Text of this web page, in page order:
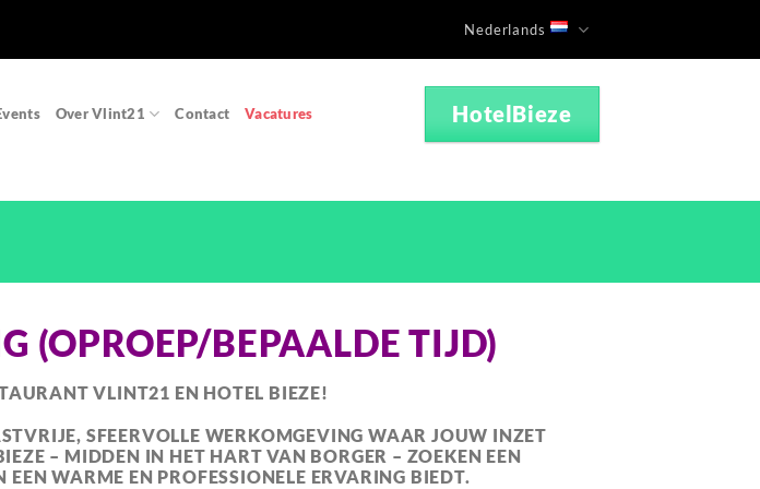
Nederlands
Over Vlint21 Contact Vacatures HotelBieze
(OPROEP/BEPAALDE TIJD)
VLINT21 EN HOTEL BIEZE!
SFEERVOLLE WERKOMGEVING WAAR JOUW INZET
– MIDDEN IN HET HART VAN BORGER – ZOEKEN EEN
EEN WARME EN PROFESSIONELE ERVARING BIEDT.